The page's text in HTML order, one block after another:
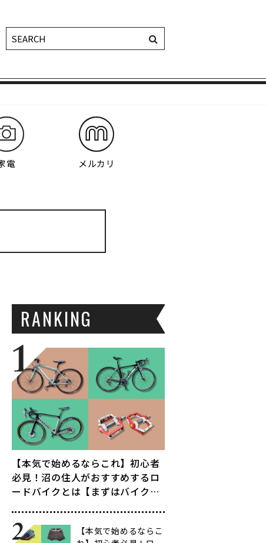
電 メルカリ
RANKING
【本気で始めるならこれ】初心者
必見！沼の住人がおすすめするロ
ードバイクとは【まずはバイクを
【本気で始めるならこ